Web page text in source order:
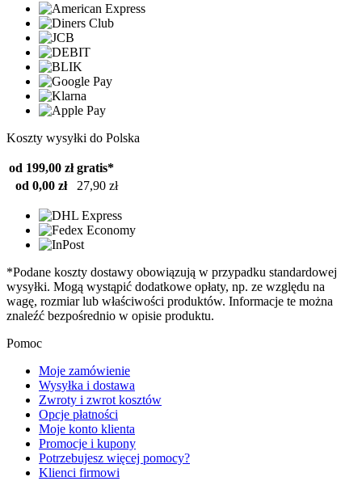
Koszty wysyłki do Polska
od 199,00 zł gratis*
od 0,00 zł
27,90 zł
*Podane koszty dostawy obowiązują w przypadku standardowej
wysyłki. Mogą wystąpić dodatkowe opłaty, np. ze względu na
wagę, rozmiar lub właściwości produktów. Informacje te można
znaleźć bezpośrednio w opisie produktu.
Pomoc
Moje zamówienie
Wysyłka i dostawa
Zwroty i zwrot kosztów
Opcje płatności
Moje konto klienta
Promocje i kupony
Potrzebujesz więcej pomocy?
Klienci firmowi